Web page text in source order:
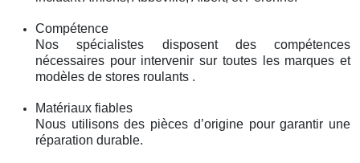
Compétence
Nos spécialistes disposent des compétences
nécessaires pour intervenir sur toutes les marques et
modèles de stores roulants .
Matériaux fiables
Nous utilisons des pièces d’origine pour garantir une
réparation durable.